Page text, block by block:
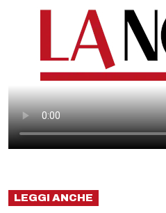
LEGGI ANCHE